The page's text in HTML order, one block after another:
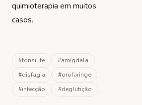
quimioterapia em muitos
casos.
#tonsilite #amígdala
#disfagia #orofaringe
#infecção #deglutição